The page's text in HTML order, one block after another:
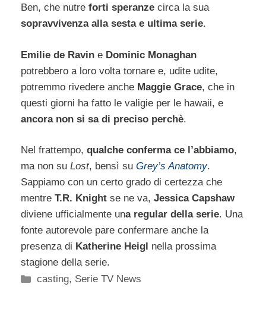
Ben, che nutre forti speranze circa la sua
sopravvivenza alla sesta e ultima serie.
Emilie de Ravin e Dominic Monaghan
potrebbero a loro volta tornare e, udite udite,
potremmo rivedere anche Maggie Grace, che in
questi giorni ha fatto le valigie per le hawaii, e
ancora non si sa di preciso perchè.
Nel frattempo, qualche conferma ce l’abbiamo,
ma non su Lost, bensì su Grey’s Anatomy.
Sappiamo con un certo grado di certezza che
mentre T.R. Knight se ne va, Jessica Capshaw
diviene ufficialmente una regular della serie. Una
fonte autorevole pare confermare anche la
presenza di Katherine Heigl nella prossima
stagione della serie.
Categorie
casting, Serie TV News